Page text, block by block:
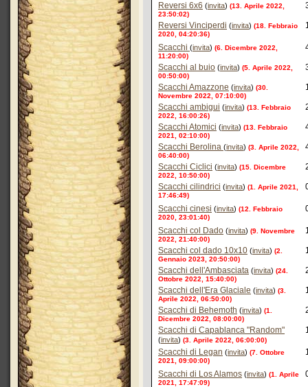
Reversi 6x6 (invita) (13. Aprile 2022,
23:50:02)
Reversi Vinciperdi (invita) (18. Febbraio
2020, 04:20:36)
Scacchi (invita) (6. Dicembre 2022,
11:20:00)
Scacchi al buio (invita) (5. Aprile 2022,
00:50:00)
Scacchi Amazzone (invita) (30.
Novembre 2022, 07:10:00)
Scacchi ambigui (invita) (13. Febbraio
2022, 16:00:26)
Scacchi Atomici (invita) (13. Febbraio
2021, 02:10:00)
Scacchi Berolina (invita) (3. Aprile 2022,
06:40:00)
Scacchi Ciclici (invita) (15. Dicembre
2022, 10:50:00)
Scacchi cilindrici (invita) (1. Aprile 2021,
17:46:49)
Scacchi cinesi (invita) (12. Febbraio
2020, 23:01:40)
Scacchi col Dado (invita) (9. Novembre
2022, 21:40:00)
Scacchi col dado 10x10 (invita) (2.
Gennaio 2023, 20:50:00)
Scacchi dell'Ambasciata (invita) (24.
Ottobre 2022, 15:40:00)
Scacchi dell'Era Glaciale (invita) (3.
Aprile 2022, 06:50:00)
Scacchi di Behemoth (invita) (1.
Dicembre 2022, 08:00:00)
Scacchi di Capablanca "Random"
(invita) (3. Aprile 2022, 06:00:00)
Scacchi di Legan (invita) (7. Ottobre
2021, 09:00:00)
Scacchi di Los Alamos (invita) (1. Aprile
2021, 17:47:09)